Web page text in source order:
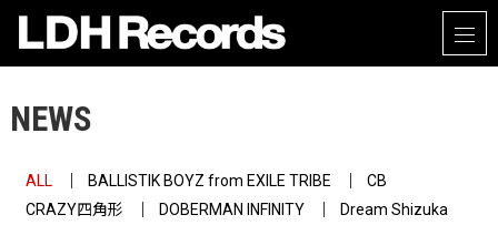
NEWS
ALL BALLISTIK BOYZ from EXILE TRIBE
CB
CRAZY四角形
DOBERMAN INFINITY
Dream Shizuka